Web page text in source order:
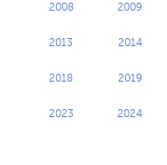
2008 2009
2013 2014
2018 2019
2023 2024